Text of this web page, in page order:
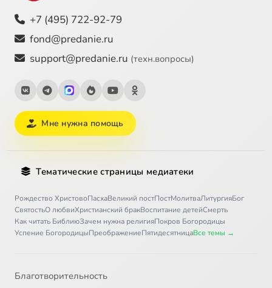
+7 (495) 722-92-79
fond@predanie.ru
support@predanie.ru (техн.вопросы)
Мне нужна помощь
Тематические страницы медиатеки
Рождество ХристовоПасхаВеликий постПостМолитваЛитургияБог
СвятостьО любвиХристианский бракВоспитание детейСмерть
Как читать БиблиюЗачем нужна религияПокров Богородицы
Успение БогородицыПреображениеПятидесятницаВсе темы →
Благотворительность